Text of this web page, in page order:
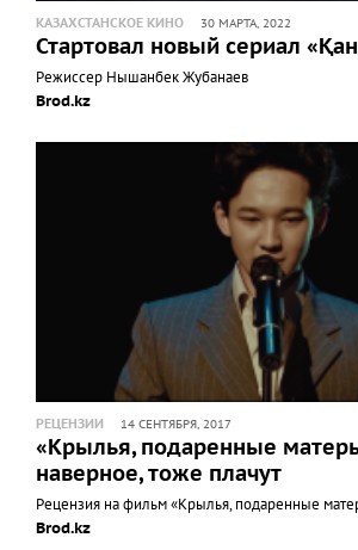
КАЗАХСТАНСКОЕ КИНО 30 МАРТА, 2022
Стартовал новый сериал
Режиссер Нышанбек Жубанаев
Brod.kz
РЕЦЕНЗИИ 14 СЕНТЯБРЯ, 2017
«Крылья, подаренные
наверное, тоже плачут
Рецензия на фильм «Крылья, подаренные
Brod.kz